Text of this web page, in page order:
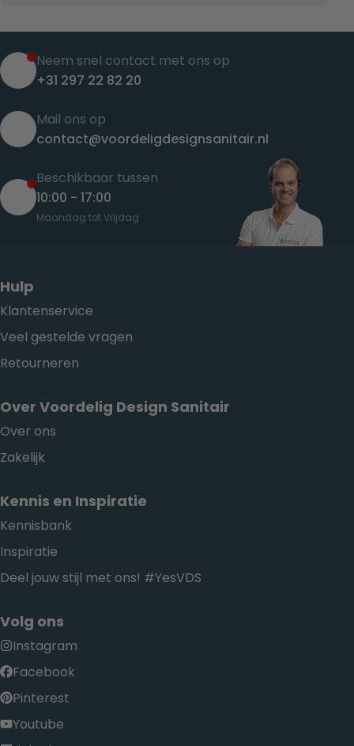
Neem snel contact met ons op
+31 297 22 82 20
Mail ons op
contact@voordeligdesignsanitair.nl
Beschikbaar tussen
10:00 - 17:00
Maandag tot Vrijdag
Hulp
Klantenservice
Veel gestelde vragen
Retourneren
Over Voordelig Design Sanitair
Over ons
Zakelijk
Kennis en Inspiratie
Kennisbank
Inspiratie
Deel jouw stijl met ons! #YesVDS
Volg ons
Instagram
Facebook
Pinterest
Youtube